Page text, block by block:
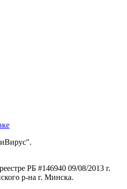
РБ #146940 09/08/2013 г.
р-на г. Минска.